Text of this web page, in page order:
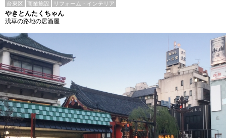
台東区 商業施設 リフォーム・インテリア
やきとんたくちゃん
浅草の路地の居酒屋